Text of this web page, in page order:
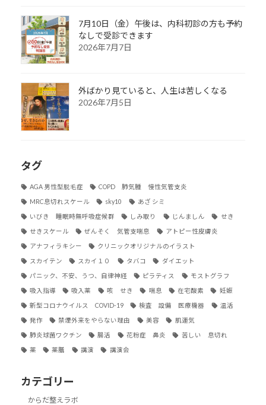
7月10日（金）午後は、内科初診の方も予約
なしで受診できます
2026年7月7日
外ばかり見ていると、人生は苦しくなる
2026年7月5日
タグ
AGA 男性型脱毛症 COPD 肺気腫 慢性気管支炎
MRC息切れスケール sky10 あざ シミ
いびき 睡眠時無呼吸症候群 しみ取り じんましん せき
せきスケール ぜんそく 気管支喘息 アトピー性皮膚炎
アナフィラキシー クリニックオリジナルのイラスト
スカイテン スカイ１０ タバコ ダイエット
パニック、不安、うつ、自律神経 ピラティス モストグラフ
吸入指導 吸入薬 咳 せき 喘息 在宅酸素 妊娠
新型コロナウイルス COVID-19 検査 設備 医療機器 温活
発作 禁煙外来をやらない理由 美容 肌運気
肺炎球菌ワクチン 腸活 花粉症 鼻炎 苦しい 息切れ
薬 薬膳 講演 講演会
カテゴリー
からだ整えラボ